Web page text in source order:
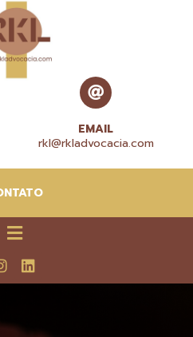
EMAIL
rkl@rkladvocacia.com